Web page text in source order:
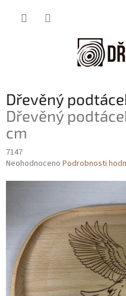
Dřevěný
Dřevěný
cm
7147
Průměrné
0,0
hvězdiček.
Neohodnoceno Podrobnosti